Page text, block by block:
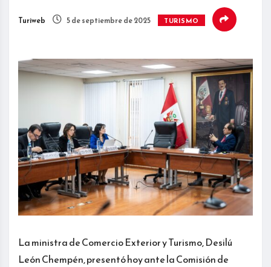
Turiweb 5 de septiembre de 2025 TURISMO
La ministra de Comercio Exterior y Turismo, Desilú
León Chempén, presentó hoy ante la Comisión de